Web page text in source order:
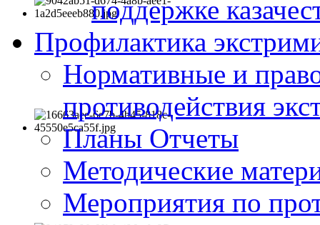
поддержке
Профилактика
Нормативные и
противодействия
Планы Отчеты
Методические
Мероприятия по